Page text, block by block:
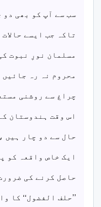
سب سے آپ کو بھی دو
تاکہ جب ایسے
مسلمان نورِ نبوت
محروم نہ رہ
چراغ سے روشنی
اس وقت ہندوستان
حال سے دو چار ہیں
ایک خاص واقعہ کو
حاصل کرنے کی
’’حلف الفضول‘‘ کا